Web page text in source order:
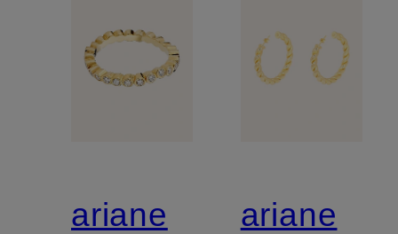
ariane
ariane